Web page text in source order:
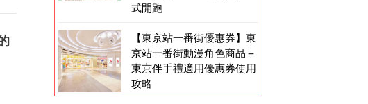
式開跑
【東京站一番街優惠券】東
京站一番街動漫角色商品＋
東京伴手禮適用優惠券使用
攻略